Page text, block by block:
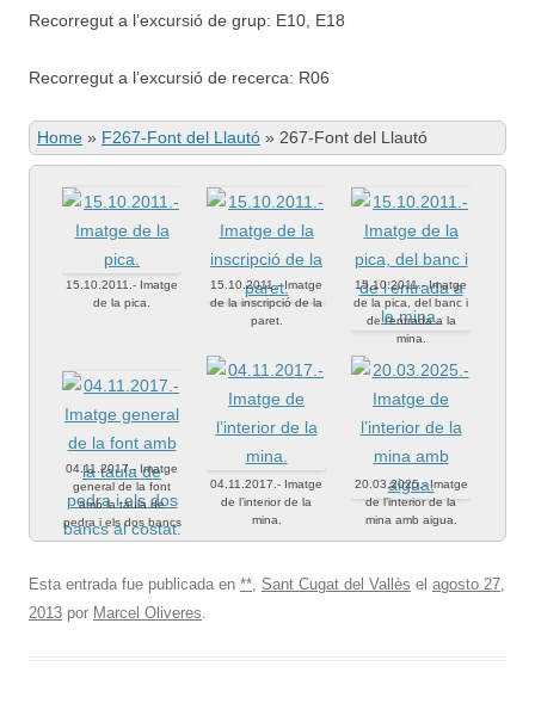
Recorregut a l’excursió de grup: E10, E18
Recorregut a l’excursió de recerca: R06
Home » F267-Font del Llautó » 267-Font del Llautó
15.10.2011.- Imatge
de la pica.
15.10.2011.- Imatge
de la inscripció de la
paret.
15.10.2011.- Imatge
de la pica, del banc i
de l’entrada a la
mina.
04.11.2017.- Imatge
general de la font
amb la taula de
pedra i els dos bancs
al costat.
04.11.2017.- Imatge
de l’interior de la
mina.
20.03.2025.- Imatge
de l’interior de la
mina amb aigua.
Esta entrada fue publicada en **, Sant Cugat del Vallès el agosto 27,
2013 por Marcel Oliveres.